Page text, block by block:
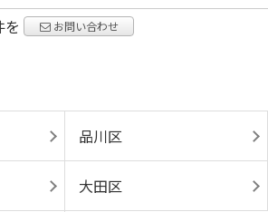
を お問い合わせ
品川区
大田区